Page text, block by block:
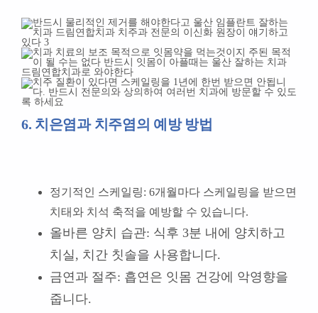
6. 치은염과 치주염의 예방 방법
정기적인 스케일링: 6개월마다 스케일링을 받으면
치태와 치석 축적을 예방할 수 있습니다.
올바른 양치 습관: 식후 3분 내에 양치하고
치실, 치간 칫솔을 사용합니다.
금연과 절주: 흡연은 잇몸 건강에 악영향을
줍니다.